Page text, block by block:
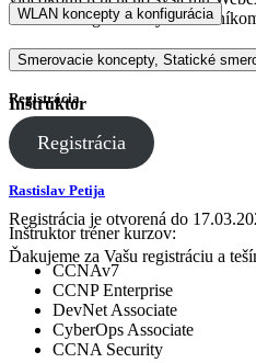
zaslané zaregistrovaným
Cena:360€ s DPH/inštruktor CA,
Registrácia
Registrácia
Registrácia je otvorená do
Ďakujeme za Vašu registráciu a
WLAN koncepty a konfigurácia
Smerovacie koncepty, Statické
Inštruktor
Rastislav Petija
Inštruktor tréner kurzov:
CCNAv7
CCNP Enterprise
DevNet Associate
CyberOps Associate
CCNA Security